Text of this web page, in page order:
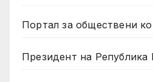
Портал за обществени
Президент на Република